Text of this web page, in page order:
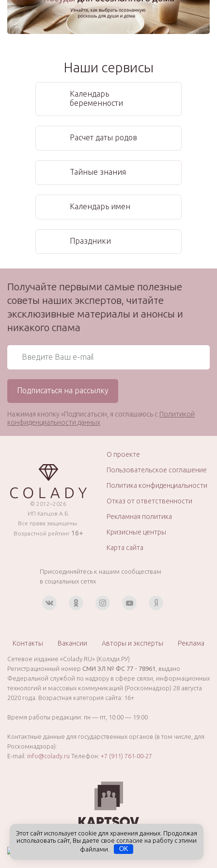
Наши сервисы
Календарь
беременности
Расчет даты родов
Тайные знания
Календарь имен
Праздники
Получайте первыми самые полезные
советы наших экспертов, читайте
эксклюзивные материалы и анонсы и
никакого спама
Нажимая кнопку «Подписаться», я соглашаюсь с Политикой
конфиденциальности данных
© 2012–2026
ИП Капцов А.Б.
Все права защищены.
Возрастной рейтинг 16+
О проекте
Пользовательское соглашение
Политика конфиденциальности
Отказ от ответственности
Рекламная политика
Кризисные центры
Карта сайта
Присоединяйтесь к нашим сообществам
в социальных сетях
Контакты Вакансии Авторы и эксперты Реклама
Сетевое издание «Colady.RU» (Колэди.РУ)
Регистрационный номер СМИ ЭЛ № ФС 77 - 78961
, выдано
Федеральной службой по надзору в сфере связи, информационных
технологий и массовых коммуникаций (Роскомнадзор) 28 августа
2020 года. Возрастная категория сайта: 16+
Время работы редакции: пн — пт, 10:00 — 19:00
Контактные данные для государственных органов (в том числе, для
Роскомнадзора):
E-mail: info@colady.ru Телефон: +7 (911) 761-00-27
Этот сайт использует cookie для хранения данных. Продолжая
использовать сайт, Вы даете свое согласие на работу с этими
файлами.
OK